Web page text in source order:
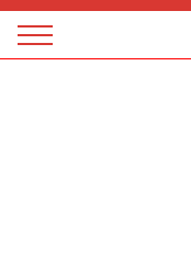
Magazine
Panneau de gestion